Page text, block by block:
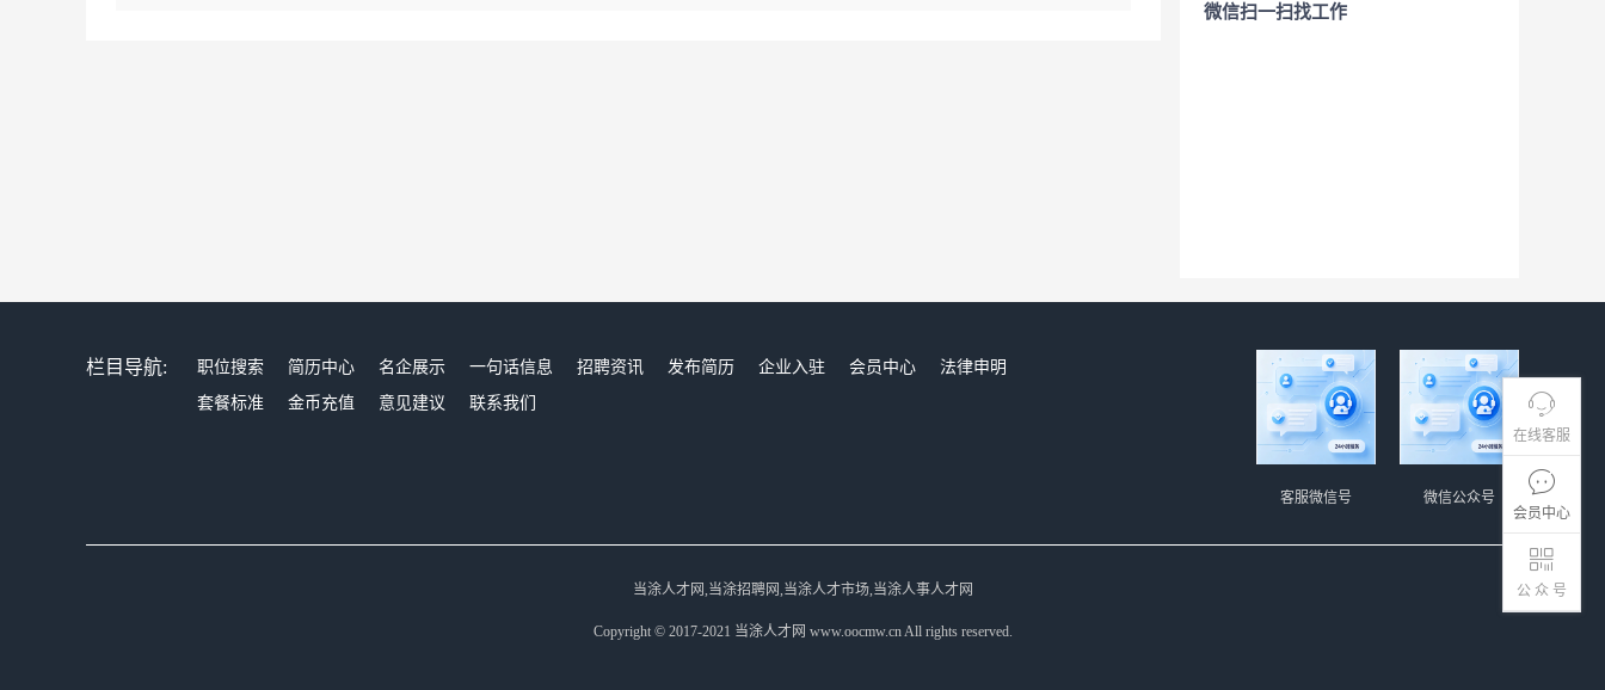
在线客服
会员中心
公 众 号
微信扫一扫找工作
栏目导航: 职位搜索 简历中心 名企展示 一句话信息 招聘资讯 发布简历 企业入驻 会员中心
法律申明
套餐标准
金币充值 意见建议 联系我们
微信公众号
客服微信号
当涂人才网,当涂招聘网,当涂人才市场,当涂人事人才网
Copyright © 2017-2021 当涂人才网 www.oocmw.cn All rights reserved.